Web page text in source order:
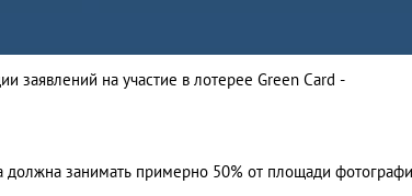
заявлений на участие в лотерее Green Card -
занимать примерно 50% от площади